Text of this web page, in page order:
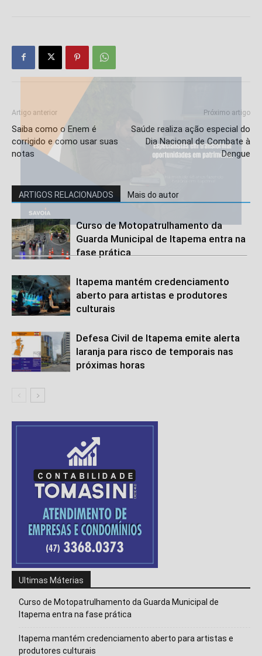
Artigo anterior
Saiba como o Enem é
corrigido e como usar suas
notas
Próximo artigo
Saúde realiza ação especial do
Dia Nacional de Combate à
Dengue
ARTIGOS RELACIONADOS Mais do autor
Curso de Motopatrulhamento da
Guarda Municipal de Itapema entra na
fase prática
Itapema mantém credenciamento
aberto para artistas e produtores
culturais
Defesa Civil de Itapema emite alerta
laranja para risco de temporais nas
próximas horas
Ultimas Máterias
Curso de Motopatrulhamento da Guarda Municipal de
Itapema entra na fase prática
Itapema mantém credenciamento aberto para artistas e
produtores culturais
Isso vai fechar em